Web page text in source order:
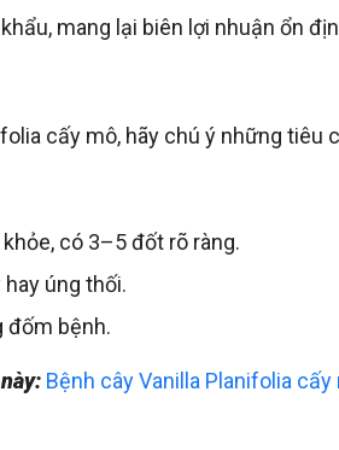
mang lại biên lợi nhuận ổn
cấy mô, hãy chú ý những tiêu
có 3–5 đốt rõ ràng.
úng thối.
đốm bệnh.
Bệnh cây Vanilla Planifolia cấy